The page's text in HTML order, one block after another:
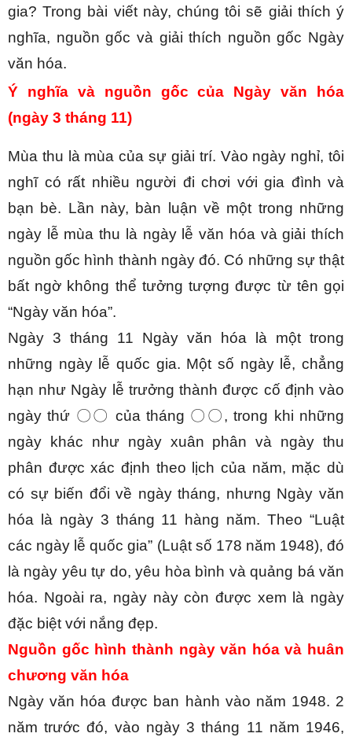
gia? Trong bài viết này, chúng tôi sẽ giải thích ý
nghĩa, nguồn gốc và giải thích nguồn gốc Ngày
văn hóa.
Ý nghĩa và nguồn gốc của Ngày văn hóa
(ngày 3 tháng 11)
Mùa thu là mùa của sự giải trí. Vào ngày nghỉ, tôi
nghĩ có rất nhiều người đi chơi với gia đình và
bạn bè. Lần này, bàn luận về một trong những
ngày lễ mùa thu là ngày lễ văn hóa và giải thích
nguồn gốc hình thành ngày đó. Có những sự thật
bất ngờ không thể tưởng tượng được từ tên gọi
“Ngày văn hóa”.
Ngày 3 tháng 11 Ngày văn hóa là một trong
những ngày lễ quốc gia. Một số ngày lễ, chẳng
hạn như Ngày lễ trưởng thành được cố định vào
ngày thứ 〇〇 của tháng 〇〇, trong khi những
ngày khác như ngày xuân phân và ngày thu
phân được xác định theo lịch của năm, mặc dù
có sự biến đổi về ngày tháng, nhưng Ngày văn
hóa là ngày 3 tháng 11 hàng năm. Theo “Luật
các ngày lễ quốc gia” (Luật số 178 năm 1948), đó
là ngày yêu tự do, yêu hòa bình và quảng bá văn
hóa. Ngoài ra, ngày này còn được xem là ngày
đặc biệt với nắng đẹp.
Nguồn gốc hình thành ngày văn hóa và huân
chương văn hóa
Ngày văn hóa được ban hành vào năm 1948. 2
năm trước đó, vào ngày 3 tháng 11 năm 1946,